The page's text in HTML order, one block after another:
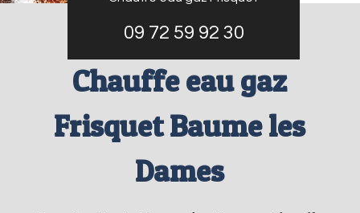
09 72 59 92 30
Chauffe eau gaz
Frisquet Baume les
Dames